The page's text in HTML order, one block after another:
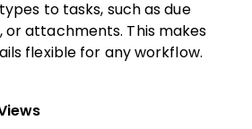
to tasks, such as due
or attachments. This makes
flexible for any workflow.